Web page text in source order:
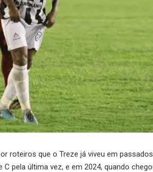
roteiros que o Treze já viveu em
C pela última vez, e em 2024, quando